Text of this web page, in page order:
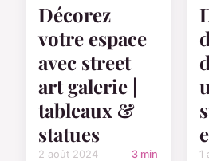
Décorez
votre espace
avec street
art galerie |
tableaux &
statues
2 août 2024 3 min 1